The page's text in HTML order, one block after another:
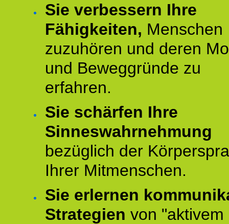
Sie verbessern Ihre
Fähigkeiten, Menschen
zuzuhören und deren
und Beweggründe zu
erfahren.
Sie schärfen Ihre
Sinneswahrnehmung
bezüglich der
Ihrer Mitmenschen.
Sie erlernen
Strategien von "aktivem